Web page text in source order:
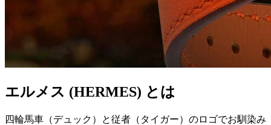
エルメス (HERMES) とは
四輪馬車（デュック）と従者（タイガー）のロゴでお馴染み